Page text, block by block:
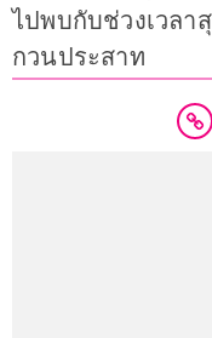
ไปพบกับช่วงเวลา
กวนประสาท